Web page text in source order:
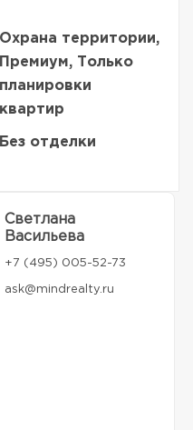
Охрана территории,
Премиум, Только
планировки
квартир
Без отделки
Светлана
Васильева
+7 (495) 005-52-73
ask@mindrealty.ru